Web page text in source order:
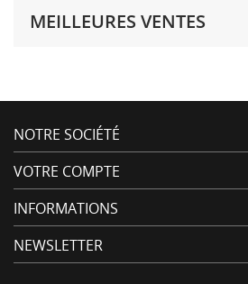
MEILLEURES VENTES
NOTRE SOCIÉTÉ
VOTRE COMPTE
INFORMATIONS
NEWSLETTER